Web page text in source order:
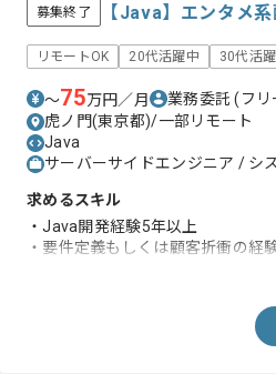
募集終了 【Java】エンタメ
リモートOK 20代活躍中 30代活
〜75万円／月 業務委託(フリ
虎ノ門(東京都)/一部リモート
Java
サーバーサイドエンジニア / シ
求めるスキル
・Java開発経験5年以上
・要件定義もしくは顧客折衝の経